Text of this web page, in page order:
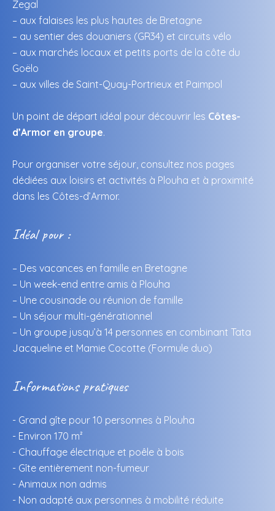
Zegal
– aux falaises les plus hautes de Bretagne
– au sentier des douaniers (GR34) et circuits vélo
– aux marchés locaux et petits ports de la côte du
Goëlo
– aux villes de Saint-Quay-Portrieux et Paimpol
Un point de départ idéal pour découvrir les Côtes-
d’Armor en groupe.
Pour organiser votre séjour, consultez nos pages
dédiées aux loisirs et activités à Plouha et à proximité
dans les Côtes-d’Armor.
Idéal pour :
– Des vacances en famille en Bretagne
– Un week-end entre amis à Plouha
– Une cousinade ou réunion de famille
– Un séjour multi-générationnel
– Un groupe jusqu’à 14 personnes en combinant Tata
Jacqueline et Mamie Cocotte (Formule duo)
Informations pratiques
- Grand gîte pour 10 personnes à Plouha
- Environ 170 m²
- Chauffage électrique et poêle à bois
- Gîte entièrement non-fumeur
- Animaux non admis
- Non adapté aux personnes à mobilité réduite